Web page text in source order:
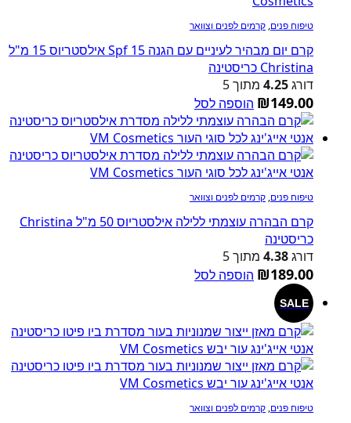
טיפוח פנים, קרמים לפנים וצוואר
קרם יום מבהיר לעיניים עם הגנה Spf 15 אילסטריוס 15 מ"ל
Christina כריסטינה
דורג4.25 מתוך 5
₪149.00 הוספה לסל
טיפוח פנים, קרמים לפנים וצוואר
קרם הבהרה עוצמתי ללילה אילסטריוס 50 מ"ל Christina
כריסטינה
דורג4.38 מתוך 5
₪189.00 הוספה לסל
SALE
טיפוח פנים, קרמים לפנים וצוואר